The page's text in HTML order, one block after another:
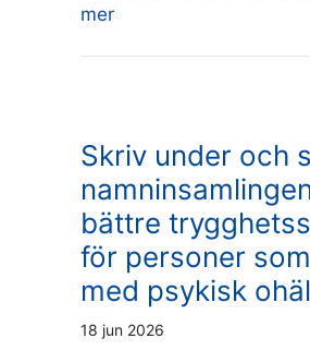
mer
Skriv under och
bättre
för personer
med psykisk
18 jun 2026